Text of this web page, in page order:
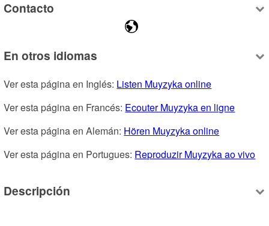
Contacto
En otros idiomas
Ver esta página en Inglés: Listen Muyzyka online
Ver esta página en Francés: Ecouter Muyzyka en ligne
Ver esta página en Alemán: Hören Muyzyka online
Ver esta página en Portugues: Reproduzir Muyzyka ao vivo
Descripción